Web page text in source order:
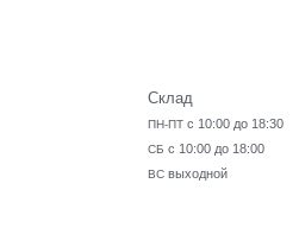
Склад
ПН-ПТ с 10:00 до 18:30
СБ с 10:00 до 18:00
ВС выходной